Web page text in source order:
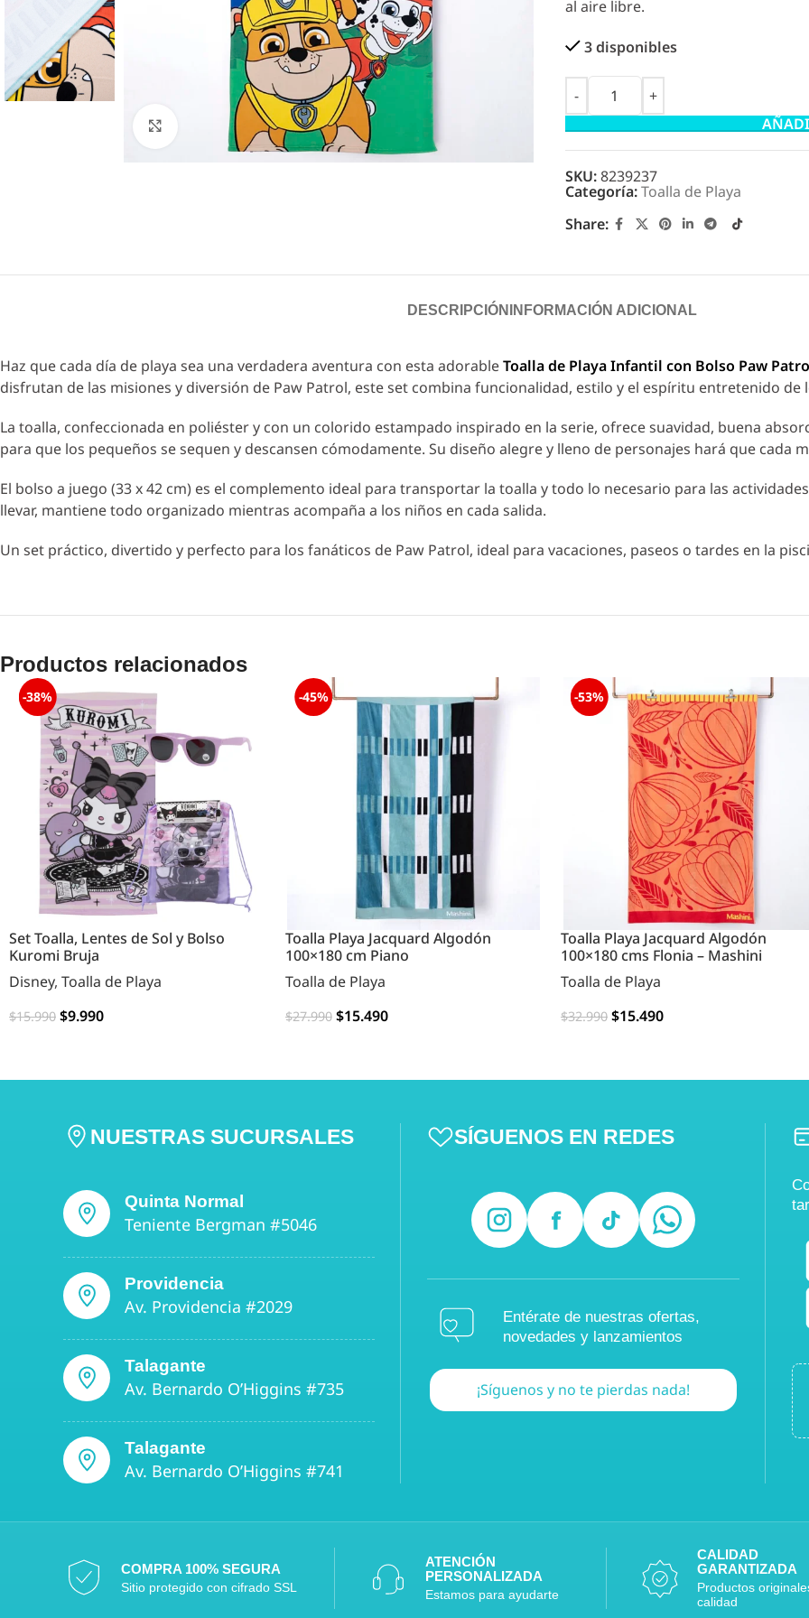
Click to enlarge
al aire libre.
3 disponibles
SKU:8239237
Categoría:Toalla de Playa
Share:
DESCRIPCIÓN INFORMACIÓN ADICIONAL
Haz que cada día de playa sea una verdadera aventura con esta adorableToalla de Playa Infantil con Bolso Paw
disfrutan de las misiones y diversión de Paw Patrol, este set combina funcionalidad, estilo y el espíritu entretenido de
La toalla, confeccionada en poliéster y con un colorido estampado inspirado en la serie, ofrece suavidad, buena
para que los pequeños se sequen y descansen cómodamente. Su diseño alegre y lleno de personajes hará que cada
El bolso a juego (33 x 42 cm) es el complemento ideal para transportar la toalla y todo lo necesario para las
llevar, mantiene todo organizado mientras acompaña a los niños en cada salida.
Un set práctico, divertido y perfecto para los fanáticos de Paw Patrol, ideal para vacaciones, paseos o tardes en la
Productos relacionados
-38%
Set Toalla, Lentes de Sol y Bolso
Kuromi Bruja
Disney, Toalla de Playa
$15.990 $9.990
-45%
Toalla Playa Jacquard Algodón
100×180 cm Piano
Toalla de Playa
$27.990 $15.490
-53%
Toalla Playa Jacquard Algodón
100×180 cms Flonia – Mashini
Toalla de Playa
$32.990 $15.490
NUESTRAS SUCURSALES
Quinta Normal
Teniente Bergman #5046
Providencia
Av. Providencia #2029
Talagante
Av. Bernardo O’Higgins #735
Talagante
Av. Bernardo O’Higgins #741
SÍGUENOS EN REDES
Entérate de nuestras ofertas,
novedades y lanzamientos
¡Síguenos y no te pierdas nada!
COMPRA 100% SEGURA
Sitio protegido con cifrado SSL
ATENCIÓN
PERSONALIZADA
Estamos para ayudarte
CALIDAD
GARANTIZADA
Productos
calidad